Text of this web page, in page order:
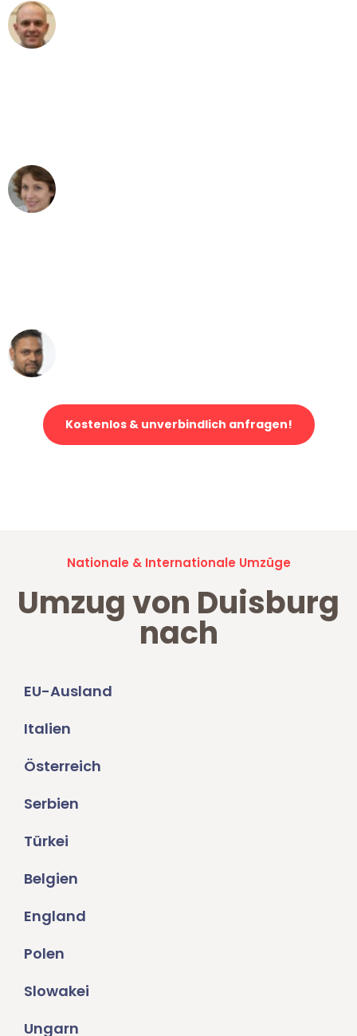
Kostenlos & unverbindlich anfragen!
Nationale & Internationale Umzüge
Umzug von Duisburg
nach
EU-Ausland
Italien
Österreich
Serbien
Türkei
Belgien
England
Polen
Slowakei
Ungarn